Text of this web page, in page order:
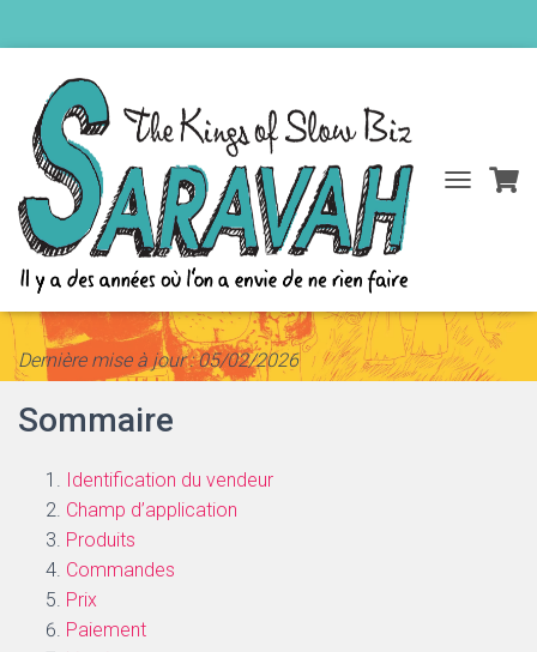
E
R
L
A
Conditions générales de vente
Dernière mise à jour : 05/02/2026
Sommaire
Identification du vendeur
Champ d’application
Produits
Commandes
Prix
Paiement